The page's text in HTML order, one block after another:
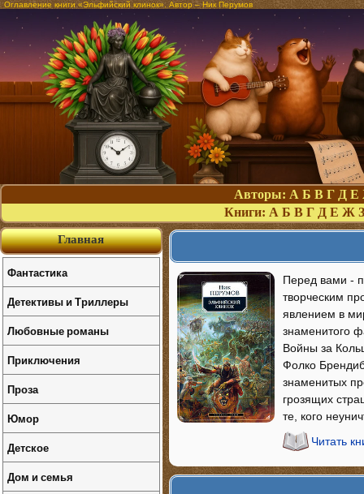
Оглавление книги «Эльфийский клинок». Автор – Ник Перумов
Авторы: А Б В Г Д Е
Книги: А Б В Г Д Е Ж З
Перед вами -
творческим
явлением в
знаменитого
Войны за
Фолко
знаменитых
грозящих
те, кого
Читать
Главная
Фантастика
Детективы и Триллеры
Любовные романы
Приключения
Проза
Юмор
Детское
Дом и семья